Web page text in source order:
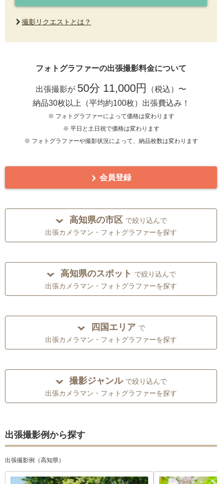
撮影リクエストとは？
フォトグラファーの出張撮影料金について
出張撮影が 50分 11,000円
（税込）〜
納品30枚以上（平均約100枚）出張費込み！
※ フォトグラファーによって価格は変わります
※ 平日と土日祝で価格は変わります
※ フォトグラファーや撮影状況によって、納品枚数は変わります
会員登録
高知県の市区 で絞り込んで
出張カメラマン・フォトグラファーを探す
高知県のスポット で絞り込んで
出張カメラマン・フォトグラファーを探す
四国エリア で
出張カメラマン・フォトグラファーを探す
撮影ジャンル で絞り込んで
出張カメラマン・フォトグラファーを探す
出張撮影例から探す
出張撮影例（高知県）